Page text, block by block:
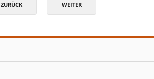
ZURÜCK WEITER